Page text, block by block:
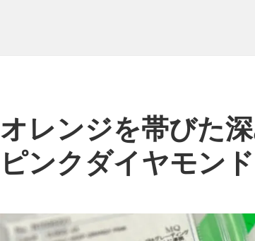
オレンジを帯びた
ピンクダイヤモンド